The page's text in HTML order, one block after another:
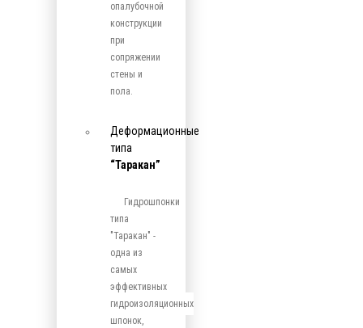
опалубочной
конструкции
при
сопряжении
стены и
пола.
Деформационные
типа
“Таракан”
Гидрошпонки
типа
"Таракан" -
одна из
самых
эффективных
гидроизоляционных
шпонок,